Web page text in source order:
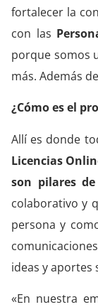
fortalecer la
con las
porque somos
más. Además
¿Cómo es el
Allí es donde
Licencias
son pilares
colaborativo y
persona y
ideas y aportes
«En nuestra